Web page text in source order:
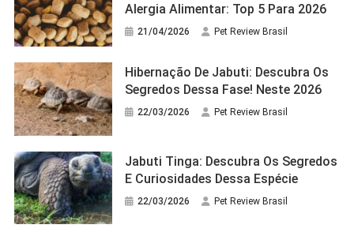
Alergia Alimentar: Top 5 Para 2026
21/04/2026 Pet Review Brasil
Hibernação De Jabuti: Descubra Os
Segredos Dessa Fase! Neste 2026
22/03/2026 Pet Review Brasil
Jabuti Tinga: Descubra Os Segredos
E Curiosidades Dessa Espécie
22/03/2026 Pet Review Brasil